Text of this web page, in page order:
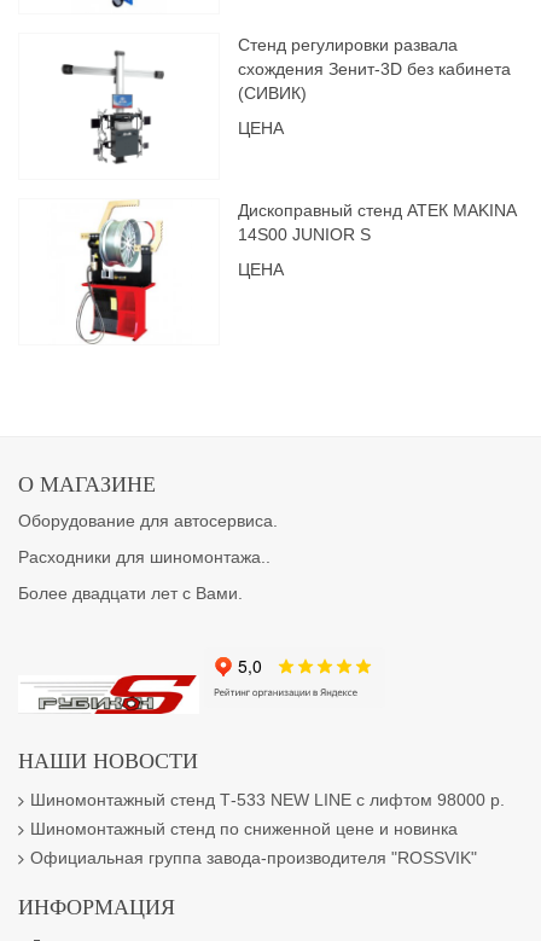
Стенд регулировки развала
схождения Зенит-3D без кабинета
(СИВИК)
ЦЕНА
Дископравный стенд АТЕК MAKINA
14S00 JUNIOR S
ЦЕНА
О МАГАЗИНЕ
Оборудование для автосервиса.
Расходники для шиномонтажа..
Более двадцати лет с Вами.
НАШИ НОВОСТИ
Шиномонтажный стенд Т-533 NEW LINE с лифтом 98000 р.
Шиномонтажный стенд по сниженной цене и новинка
Официальная группа завода-производителя "ROSSVIK"
ИНФОРМАЦИЯ